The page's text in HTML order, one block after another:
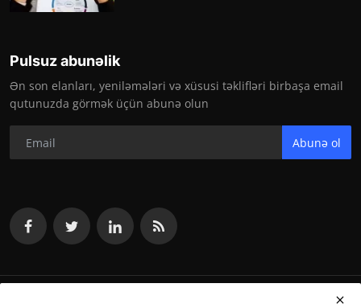
Pulsuz abunəlik
Ən son elanları, yeniləmələri və xüsusi təklifləri birbaşa email
qutunuzda görmək üçün abunə olun
Abunə ol